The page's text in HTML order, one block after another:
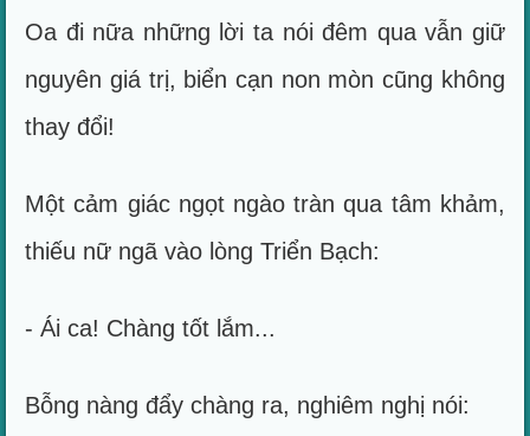
Oa đi nữa những lời ta nói đêm qua vẫn giữ
nguyên giá trị, biển cạn non mòn cũng không
thay đổi!
Một cảm giác ngọt ngào tràn qua tâm khảm,
thiếu nữ ngã vào lòng Triển Bạch:
- Ái ca! Chàng tốt lắm...
Bỗng nàng đẩy chàng ra, nghiêm nghị nói: